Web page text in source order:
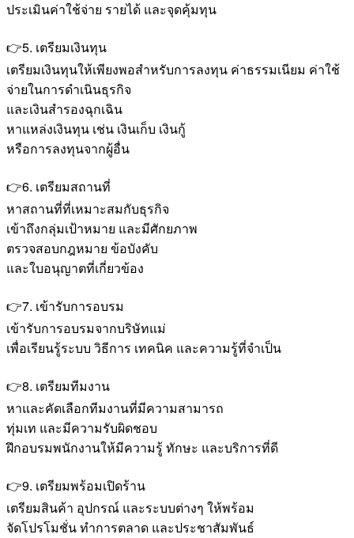
ประเมินค่าใช้จ่าย รายได้ และจุดคุ้มทุน
👉5. เตรียมเงินทุน
เตรียมเงินทุนให้เพียงพอสำหรับการลงทุน ค่าธรรมเนียม ค่าใช้
จ่ายในการดำเนินธุรกิจ
และเงินสำรองฉุกเฉิน
หาแหล่งเงินทุน เช่น เงินเก็บ เงินกู้
หรือการลงทุนจากผู้อื่น
👉6. เตรียมสถานที่
หาสถานที่ที่เหมาะสมกับธุรกิจ
เข้าถึงกลุ่มเป้าหมาย และมีศักยภาพ
ตรวจสอบกฎหมาย ข้อบังคับ
และใบอนุญาตที่เกี่ยวข้อง
👉7. เข้ารับการอบรม
เข้ารับการอบรมจากบริษัทแม่
เพื่อเรียนรู้ระบบ วิธีการ เทคนิค และความรู้ที่จำเป็น
👉8. เตรียมทีมงาน
หาและคัดเลือกทีมงานที่มีความสามารถ
ทุ่มเท และมีความรับผิดชอบ
ฝึกอบรมพนักงานให้มีความรู้ ทักษะ และบริการที่ดี
👉9. เตรียมพร้อมเปิดร้าน
เตรียมสินค้า อุปกรณ์ และระบบต่างๆ ให้พร้อม
จัดโปรโมชั่น ทำการตลาด และประชาสัมพันธ์